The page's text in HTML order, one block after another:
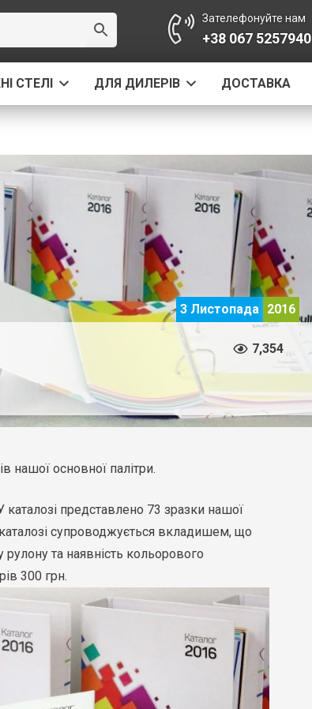
Зателефонуйте нам
+38 067 5257940
СТЕЛІ ДЛЯ ДИЛЕРІВ ДОСТАВКА
3 Листопада 2016
7,354
нашої основної палітри.
представлено 73 зразки нашої
супроводжується вкладишем, що
та наявність кольорового
300 грн.